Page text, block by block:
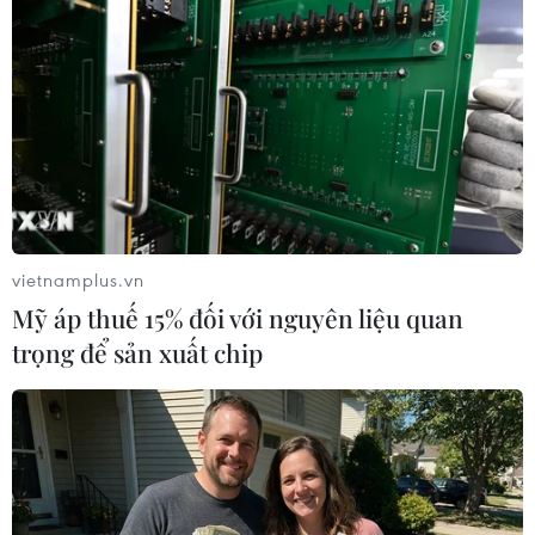
Bên cạnh người cao tuổi, nhóm đối tượng được xác định
có nguy cơ cao cần tiêm mũi 3 là nhân viên chăm sóc y
tế, người mắc bệnh nền như tiểu đường, tim, béo phì, có
hệ miễn dịch suy yếu nghiêm trọng.
vietnamplus.vn
Mỹ áp thuế 15% đối với nguyên liệu quan
trọng để sản xuất chip